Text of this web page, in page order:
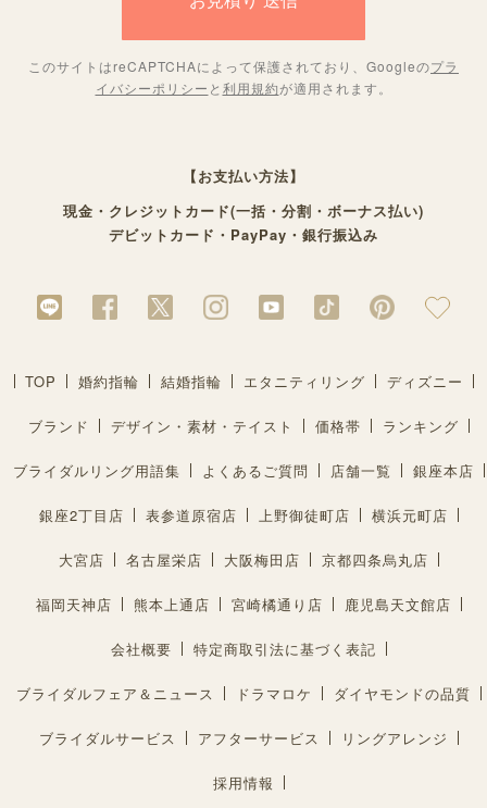
このサイトはreCAPTCHAによって保護されており、Googleのプラ
イバシーポリシー と 利用規約が適用されます。
【お支払い方法】
現金・クレジットカード(一括・分割・ボーナス払い)
デビットカード・PayPay・銀行振込み
TOP 婚約指輪 結婚指輪 エタニティリング ディズニー
ブランド デザイン・素材・テイスト 価格帯 ランキング
ブライダルリング用語集 よくあるご質問 店舗一覧 銀座本店
銀座2丁目店 表参道原宿店 上野御徒町店 横浜元町店
大宮店 名古屋栄店 大阪梅田店 京都四条烏丸店
福岡天神店 熊本上通店 宮崎橘通り店 鹿児島天文館店
会社概要 特定商取引法に基づく表記
ブライダルフェア＆ニュース ドラマロケ ダイヤモンドの品質
ブライダルサービス アフターサービス リングアレンジ
採用情報